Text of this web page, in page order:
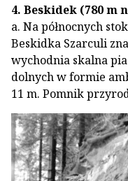
4. Beskidek (780 m
a. Na północnych
Beskidka Szarculi
wychodnia skalna
dolnych w formie
11 m. Pomnik